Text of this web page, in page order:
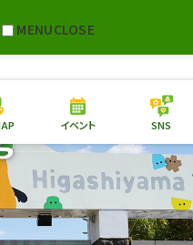
MENUCLOSE
本日の開園情報 チケ
園内MAP イベント
総合案内
イベント SNS